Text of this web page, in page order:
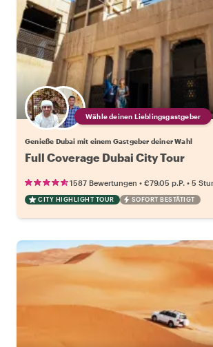
Wähle deinen Lieblingsgastgeber
Genieße Dubai mit einem Gastgeber deiner Wahl
Full Coverage Dubai City Tour
1587 Bewertungen • €79.05 p.P. • 5
CITY HIGHLIGHT TOUR SOFORT BESTÄTIGT